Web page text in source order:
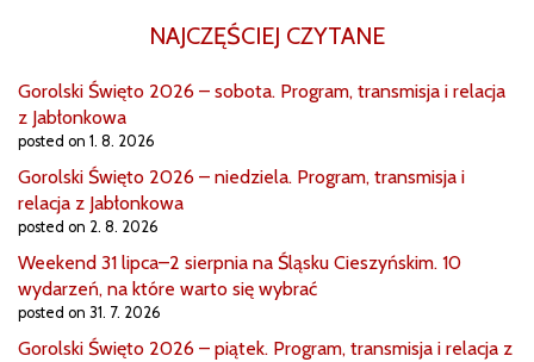
NAJCZĘŚCIEJ CZYTANE
Gorolski Święto 2026 – sobota. Program, transmisja i relacja
z Jabłonkowa
posted on 1. 8. 2026
Gorolski Święto 2026 – niedziela. Program, transmisja i
relacja z Jabłonkowa
posted on 2. 8. 2026
Weekend 31 lipca–2 sierpnia na Śląsku Cieszyńskim. 10
wydarzeń, na które warto się wybrać
posted on 31. 7. 2026
Gorolski Święto 2026 – piątek. Program, transmisja i relacja z